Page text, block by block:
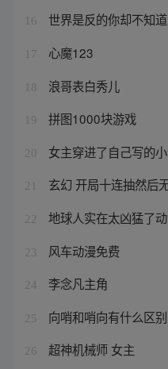
16 世界是反的你却不知道
17 心魔123
18 浪哥表白秀儿
19 拼图1000块游戏
20 女主穿进了自己写的
21 玄幻 开局十连抽然后
22 地球人实在太凶猛了
23 风车动漫免费
24 李念凡主角
25 向哨和哨向有什么区别
26 超神机械师 女主